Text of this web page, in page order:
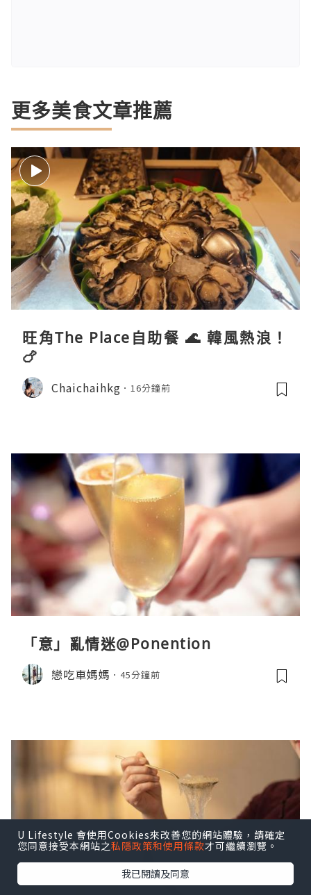
更多美食文章推薦
旺角The Place自助餐 🌊 韓風熱浪！
🍗
Chaichaihkg 16分鐘前
「意」亂情迷@Ponention
戀吃車媽媽 45分鐘前
U Lifestyle 會使用Cookies來改善您的網站體驗，請確定
您同意接受本網站之私隱政策和使用條款才可繼續瀏覽。
我已閱讀及同意